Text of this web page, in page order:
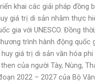
khai các giải pháp đồng
giá trị di sản nhằm thực
gia với UNESCO. Đồng
trình hành động quốc
giá trị di sản văn hóa phi
của người Tày, Nùng,
2022 – 2027 của Bộ